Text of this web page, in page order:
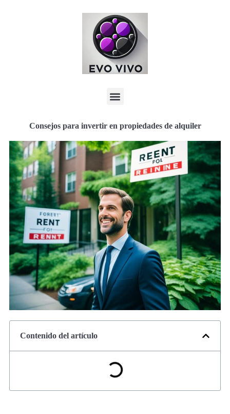
Consejos para invertir en propiedades de alquiler
Contenido del artículo